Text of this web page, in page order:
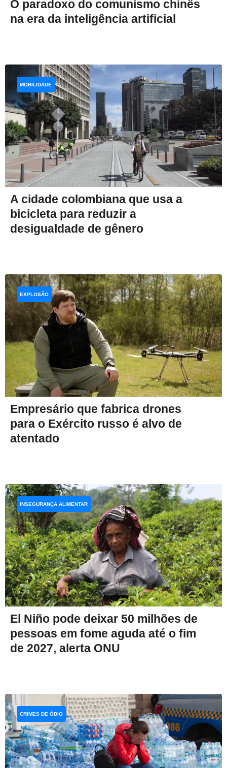
O paradoxo do comunismo chinês
na era da inteligência artificial
A cidade colombiana que usa a
bicicleta para reduzir a
desigualdade de gênero
MOBILIDADE
Empresário que fabrica drones
para o Exército russo é alvo de
atentado
EXPLOSÃO
El Niño pode deixar 50 milhões de
pessoas em fome aguda até o fim
de 2027, alerta ONU
INSEGURANÇA ALIMENTAR
CRIMES DE ÓDIO